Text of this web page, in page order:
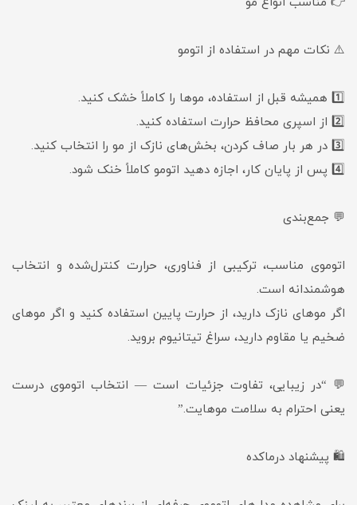
⚠️ نکات مهم در استفاده از اتومو
1️⃣ همیشه قبل از استفاده، موها را کاملاً خشک کنید.
2️⃣ از اسپری محافظ حرارت استفاده کنید.
3️⃣ در هر بار صاف کردن، بخش‌های نازک از مو را انتخاب کنید.
4️⃣ پس از پایان کار، اجازه دهید اتومو کاملاً خنک شود.
💬 جمع‌بندی
اتوموی مناسب، ترکیبی از فناوری، حرارت کنترل‌شده و انتخاب
هوشمندانه است.
اگر موهای نازک دارید، از حرارت پایین استفاده کنید و اگر موهای
ضخیم یا مقاوم دارید، سراغ تیتانیوم بروید.
💬 “در زیبایی، تفاوت جزئیات است — انتخاب اتوموی درست
یعنی احترام به سلامت موهایت.”
🛍️ پیشنهاد درماکده